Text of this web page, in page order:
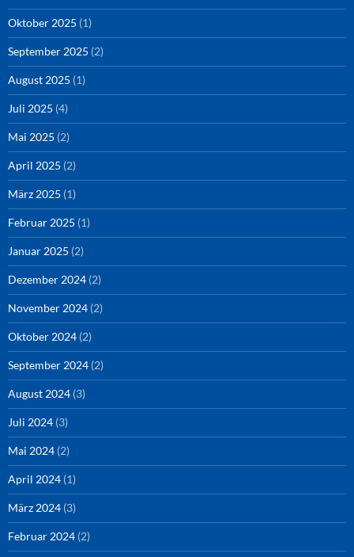
Oktober 2025 (1)
September 2025 (2)
August 2025 (1)
Juli 2025 (4)
Mai 2025 (2)
April 2025 (2)
März 2025 (1)
Februar 2025 (1)
Januar 2025 (2)
Dezember 2024 (2)
November 2024 (2)
Oktober 2024 (2)
September 2024 (2)
August 2024 (3)
Juli 2024 (3)
Mai 2024 (2)
April 2024 (1)
März 2024 (3)
Februar 2024 (2)